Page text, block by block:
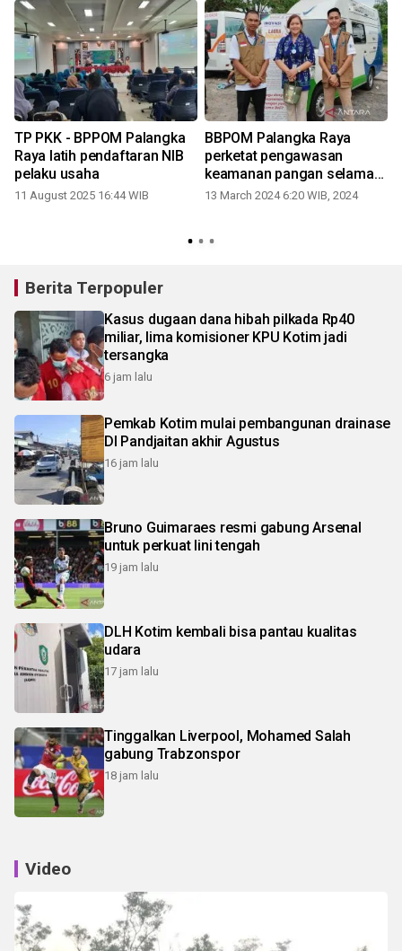
TP PKK - BPPOM Palangka
Raya latih pendaftaran NIB
pelaku usaha
11 August 2025 16:44 WIB
BBPOM Palangka Raya
perketat pengawasan
keamanan pangan selama
Ramadhan
13 March 2024 6:20 WIB, 2024
Berita Terpopuler
Kasus dugaan dana hibah pilkada Rp40
miliar, lima komisioner KPU Kotim jadi
tersangka
6 jam lalu
Pemkab Kotim mulai pembangunan drainase
DI Pandjaitan akhir Agustus
16 jam lalu
Bruno Guimaraes resmi gabung Arsenal
untuk perkuat lini tengah
19 jam lalu
DLH Kotim kembali bisa pantau kualitas
udara
17 jam lalu
Tinggalkan Liverpool, Mohamed Salah
gabung Trabzonspor
18 jam lalu
Video